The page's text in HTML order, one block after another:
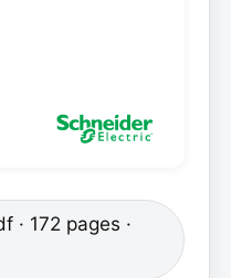
· 172 pages ·